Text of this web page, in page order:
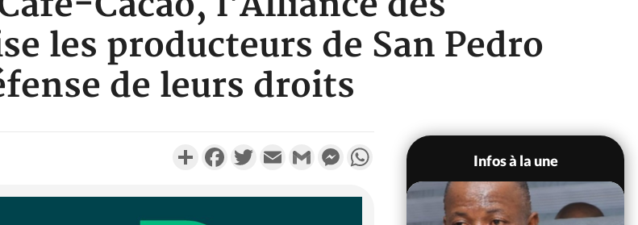
les producteurs de San Pedro
de leurs droits
PartagerFacebookTwitterEmail Gmail MessengerWhatsApp
Infos à la une